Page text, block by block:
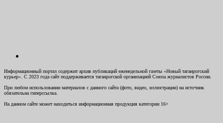
Информационный портал содержит архив публикаций еженедельной газеты «Новый таганрогский
курьер». С 2023 года сайт поддерживается таганрогской организацией Союза журналистов России.
При любом использовании материалов с данного сайта (фото, видео, иллюстрации) на источник
обязательна гиперссылка.
На данном сайте может находиться информационная продукция категории 16+